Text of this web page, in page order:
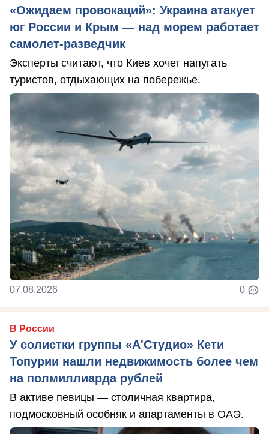
«Ожидаем провокаций»: Украина атакует
юг России и Крым — над морем работает
самолет-разведчик
Эксперты считают, что Киев хочет напугать
туристов, отдыхающих на побережье.
07.08.2026 0
В России
У солистки группы «А'Студио» Кети
Топурии нашли недвижимость более чем
на полмиллиарда рублей
В активе певицы — столичная квартира,
подмосковный особняк и апартаменты в ОАЭ.